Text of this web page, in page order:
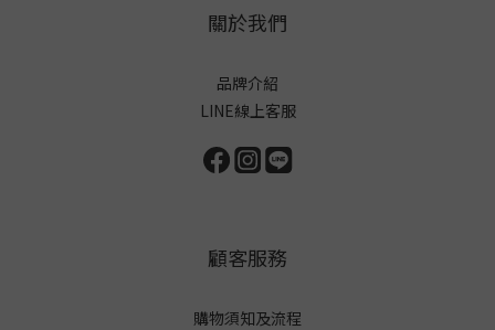
關於我們
品牌介紹
LINE線上客服
顧客服務
購物須知及流程